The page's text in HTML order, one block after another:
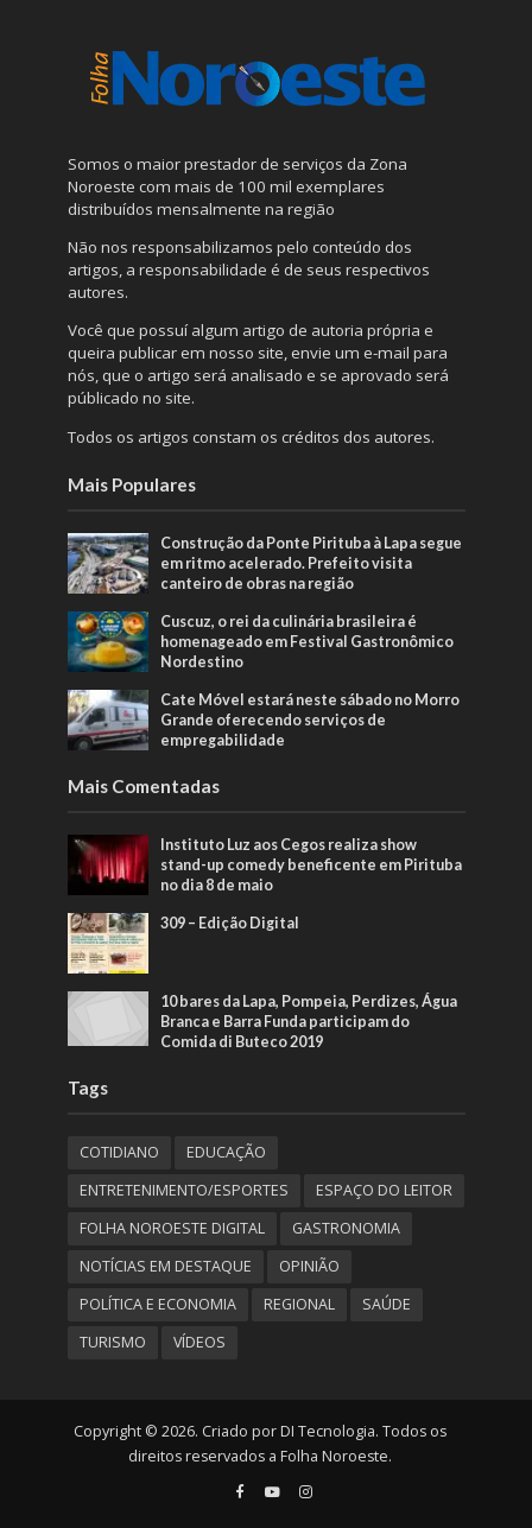
Somos o maior prestador de serviços da Zona
Noroeste com mais de 100 mil exemplares
distribuídos mensalmente na região
Não nos responsabilizamos pelo conteúdo dos
artigos, a responsabilidade é de seus respectivos
autores.
Você que possuí algum artigo de autoria própria e
queira publicar em nosso site, envie um e-mail para
nós, que o artigo será analisado e se aprovado será
públicado no site.
Todos os artigos constam os créditos dos autores.
Mais Populares
Construção da Ponte Pirituba à Lapa segue
em ritmo acelerado. Prefeito visita
canteiro de obras na região
Cuscuz, o rei da culinária brasileira é
homenageado em Festival Gastronômico
Nordestino
Cate Móvel estará neste sábado no Morro
Grande oferecendo serviços de
empregabilidade
Mais Comentadas
Instituto Luz aos Cegos realiza show
stand-up comedy beneficente em Pirituba
no dia 8 de maio
309 – Edição Digital
10 bares da Lapa, Pompeia, Perdizes, Água
Branca e Barra Funda participam do
Comida di Buteco 2019
Tags
COTIDIANO
EDUCAÇÃO
ENTRETENIMENTO/ESPORTES
ESPAÇO DO LEITOR
FOLHA NOROESTE DIGITAL
GASTRONOMIA
NOTÍCIAS EM DESTAQUE
OPINIÃO
POLÍTICA E ECONOMIA
REGIONAL
SAÚDE
TURISMO
VÍDEOS
Copyright © 2026. Criado por DI Tecnologia. Todos os
direitos reservados a Folha Noroeste.